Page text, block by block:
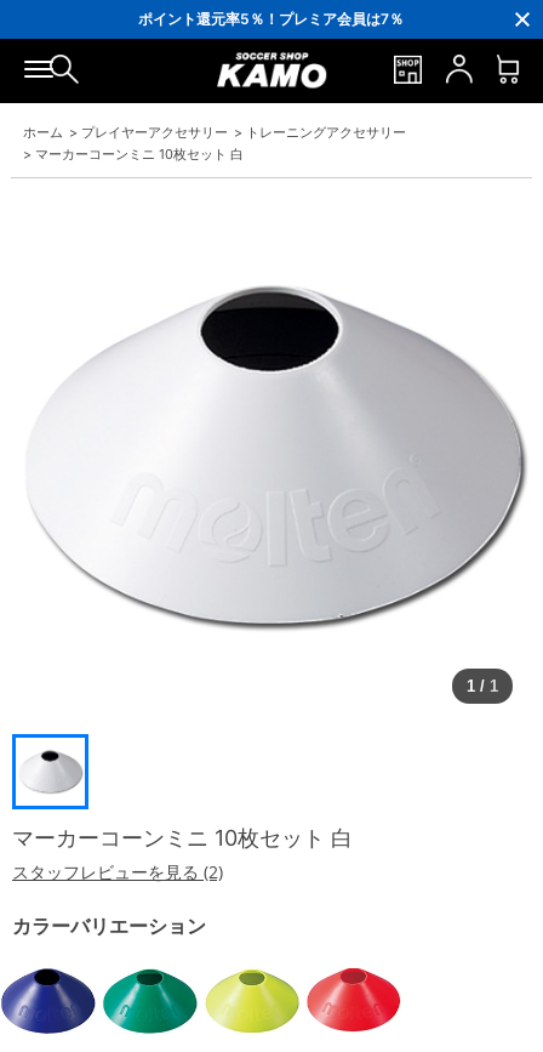
ポイント還元率5％！プレミア会員は7％
会員の方にはお誕生月に「10％OFFクーポン」プレゼント！
16,000円(税込)以上でシューズケースプレゼント！
3,300円(税込)以上で送料無料！
ホーム > プレイヤーアクセサリー > トレーニングアクセサリー
> マーカーコーンミニ 10枚セット 白
1 / 1
マーカーコーンミニ 10枚セット 白
スタッフレビューを見る (2)
カラーバリエーション